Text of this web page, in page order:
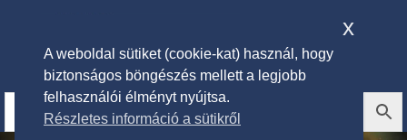
A weboldal sütiket (cookie-kat) használ, hogy
biztonságos böngészés mellett a legjobb
felhasználói élményt nyújtsa.
Részletes információ a sütikről
x